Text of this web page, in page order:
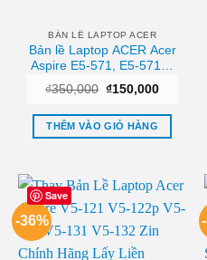
BẢN LỀ LAPTOP ACER
Bản lề Laptop ACER Acer
Aspire E5-571, E5-571G,
bền vững cho trải nghiệm
liền mạch
₫350,000 Giá
là:
₫350,000.
₫150,000Giá
tại
THÊM VÀO GIỎ HÀNG
Save
-36%